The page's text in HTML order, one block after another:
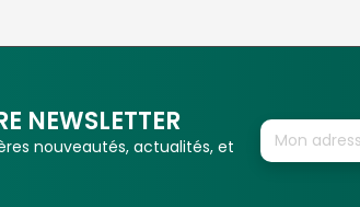
NEWSLETTER
nouveautés, actualités, et